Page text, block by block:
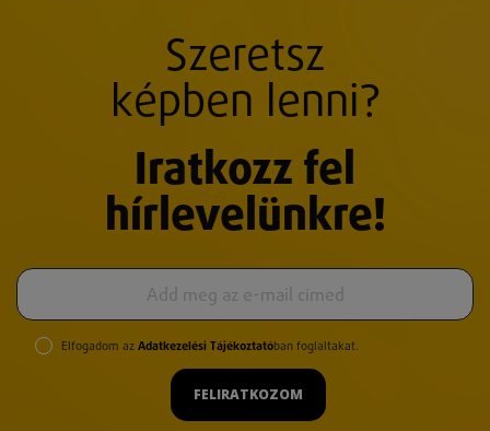
Szeretsz
képben lenni?
Iratkozz fel
hírlevelünkre!
Elfogadom az Adatkezelési Tájékoztatóban foglaltakat.
FELIRATKOZOM